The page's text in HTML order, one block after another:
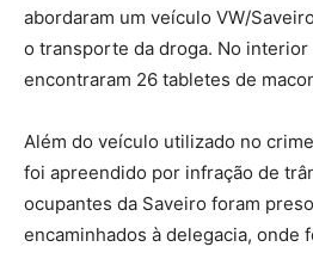
abordaram um veículo VW/
o transporte da droga. No
encontraram 26 tabletes de
Além do veículo utilizado no
foi apreendido por infração de
ocupantes da Saveiro foram
encaminhados à delegacia, onde